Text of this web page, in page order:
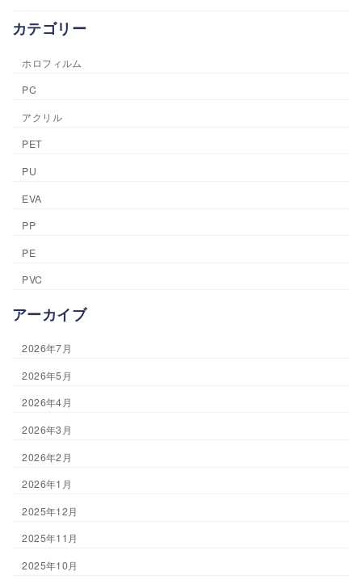
カテゴリー
ホロフィルム
PC
アクリル
PET
PU
EVA
PP
PE
PVC
アーカイブ
2026年7月
2026年5月
2026年4月
2026年3月
2026年2月
2026年1月
2025年12月
2025年11月
2025年10月